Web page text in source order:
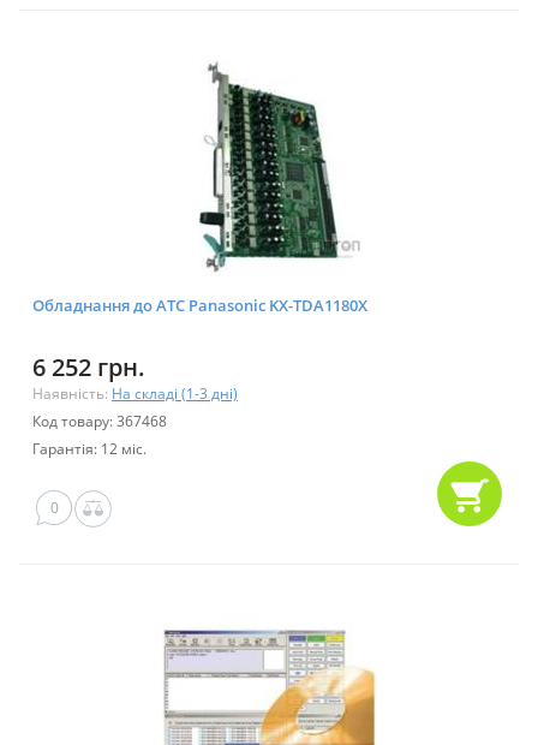
Обладнання до АТС Panasonic KX-TDA1180X
6 252 грн.
Наявність: На складі (1-3 дні)
Код товару: 367468
Гарантія: 12 міс.
0